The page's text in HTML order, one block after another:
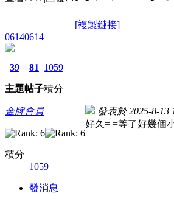
[複製鏈接]
06140614
39
主題
81
帖子
1059
積分
金牌會員
積分
1059
發消息
發表於 2025-8-13
好久= =等了好幾個